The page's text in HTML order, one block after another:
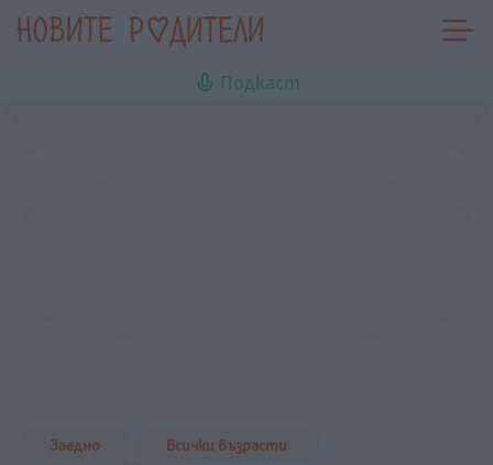
Подкаст
Заедно
Всички възрасти